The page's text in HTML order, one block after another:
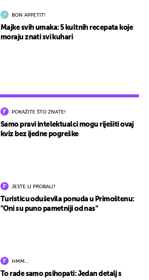
POKAŽITE ŠTO ZNATE!
Samo pravi intelektualci mogu riješiti ovaj
kviz bez ijedne pogreške
JESTE LI PROBALI?
Turisticu oduševila ponuda u Primoštenu:
"Oni su puno pametniji od nas"
HMM…
To rade samo psihopati: Jedan detalj s
BON APPETIT!
Majke svih umaka: 5 kultnih recepata koje
moraju znati svi kuhari